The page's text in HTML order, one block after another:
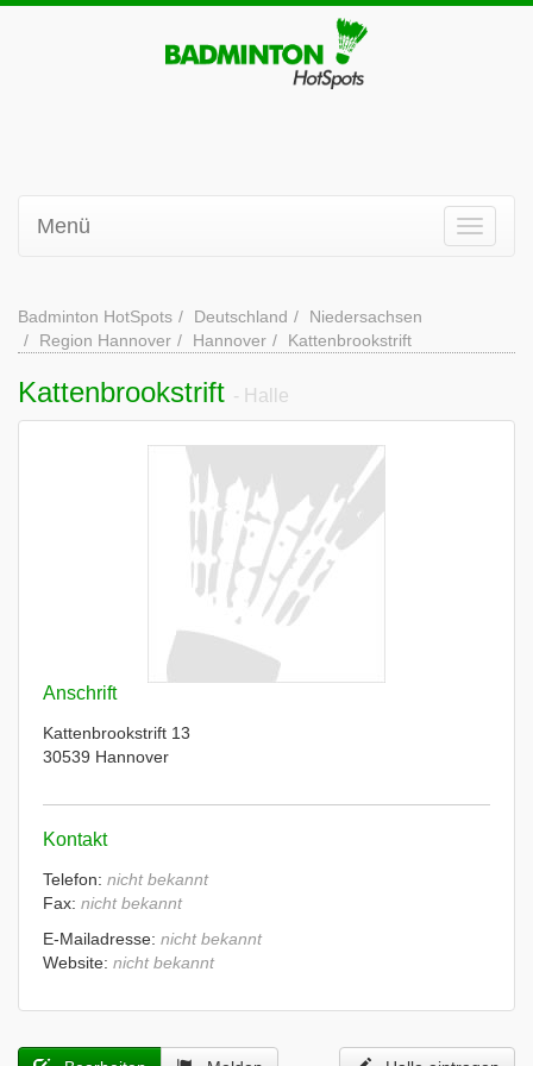
Menü
Badminton HotSpots Deutschland
Niedersachsen
Region Hannover
Hannover Kattenbrookstrift
Kattenbrookstrift - Halle
Anschrift
Kattenbrookstrift 13
30539 Hannover
Kontakt
Telefon: nicht bekannt
Fax: nicht bekannt
E-Mailadresse: nicht bekannt
Website: nicht bekannt